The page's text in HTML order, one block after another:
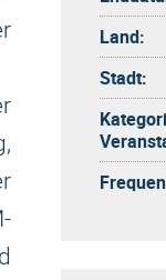
Land:
Stadt: